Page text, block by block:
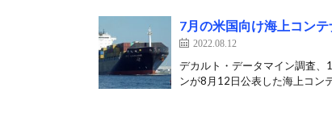
7月の米国向け海上コン
2022.08.12
デカルト・データマイン調査、
ンが8月12日公表した海上コン